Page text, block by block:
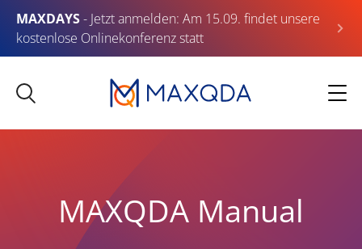
MAXDAYS- Jetzt anmelden: Am 15.09. findet unsere
kostenlose Onlinekonferenz statt
MAXQDA Manual